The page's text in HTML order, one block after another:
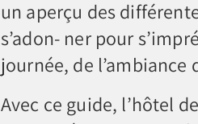
un aperçu des
s’adon- ner pour
journée, de l’ambiance
Avec ce guide, l’hôtel